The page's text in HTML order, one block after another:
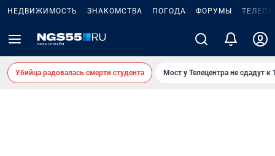
НЕДВИЖИМОСТЬ ЗНАКОМСТВА ПОГОДА ФОРУМЫ
Убийца радовалась смерти студента Мост у Телецентра не сдадут к